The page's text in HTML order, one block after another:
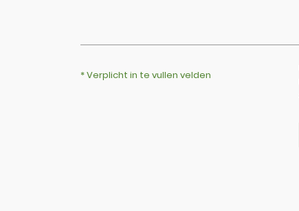
* Verplicht in te vullen velden